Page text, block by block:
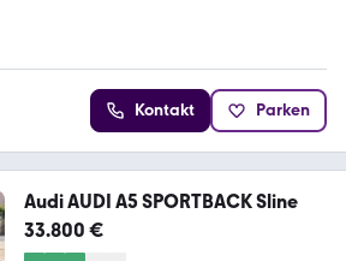
Kontakt Parken
Audi AUDI A5 SPORTBACK Sline
33.800 €